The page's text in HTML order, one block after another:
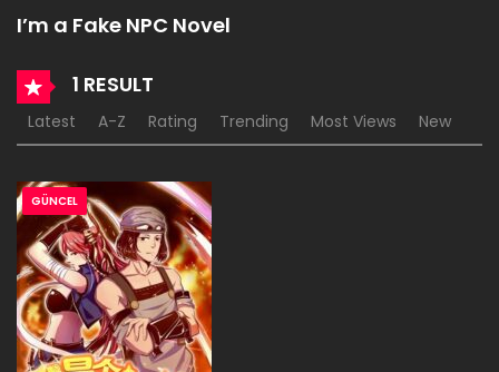
I’m a Fake NPC Novel
1 RESULT
Latest A-Z Rating Trending Most Views New
GÜNCEL